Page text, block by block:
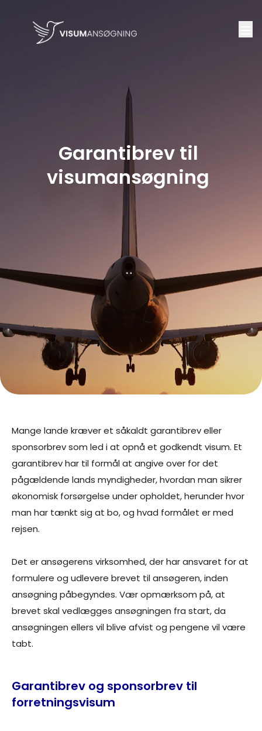
Garantibrev til
visumansøgning
Mange lande kræver et såkaldt garantibrev eller
sponsorbrev som led i at opnå et godkendt visum. Et
garantibrev har til formål at angive over for det
pågældende lands myndigheder, hvordan man sikrer
økonomisk forsørgelse under opholdet, herunder hvor
man har tænkt sig at bo, og hvad formålet er med
rejsen.
Det er ansøgerens virksomhed, der har ansvaret for at
formulere og udlevere brevet til ansøgeren, inden
ansøgning påbegyndes. Vær opmærksom på, at
brevet skal vedlægges ansøgningen fra start, da
ansøgningen ellers vil blive afvist og pengene vil være
tabt.
Garantibrev og sponsorbrev til
forretningsvisum